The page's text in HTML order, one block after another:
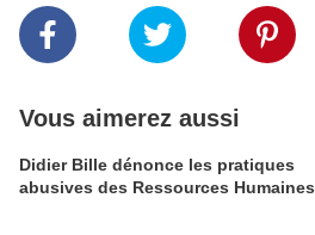
Vous aimerez aussi
Didier Bille dénonce les pratiques
abusives des Ressources Humaines